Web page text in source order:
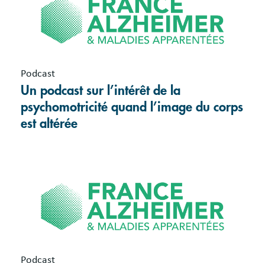
Podcast
Un podcast sur l’intérêt de la
psychomotricité quand l’image du corps
est altérée
Podcast